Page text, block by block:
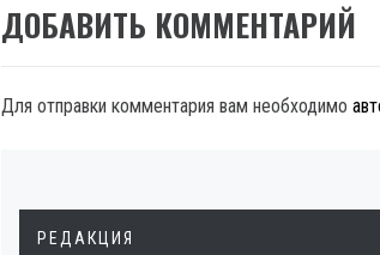
ДОБАВИТЬ КОММЕНТАРИЙ
Для отправки комментария вам необходимо
РЕДАКЦИЯ